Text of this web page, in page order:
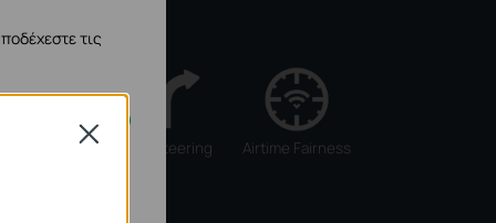
Band Steering Airtime Fairness
Close
τις